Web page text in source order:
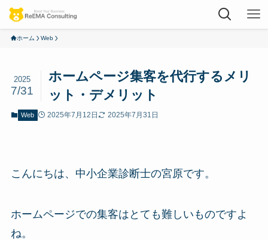
ホーム Web
ホームページ集客を代行するメリ
ット・デメリット
2025
7/31
Web 2025年7月12日 2025年7月31日
こんにちは、中小企業診断士の宮原です。
ホームページでの集客はとても難しいものですよ
ね。